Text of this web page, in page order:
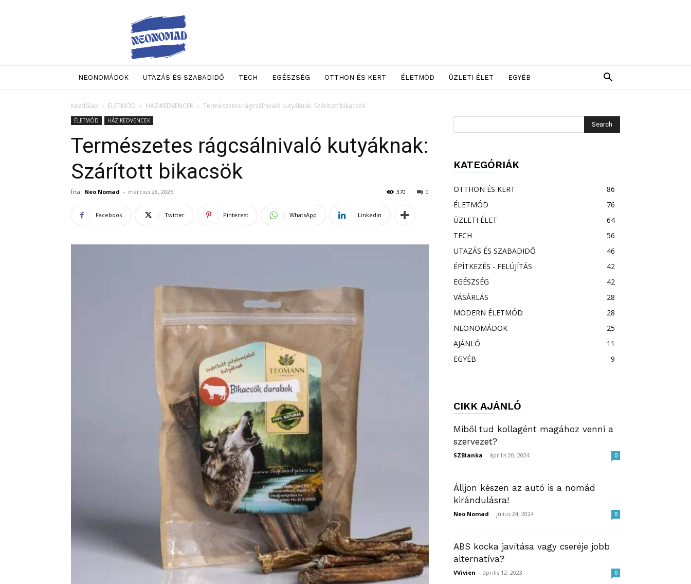
Neo
Nomad
NEONOMÁDOK UTAZÁS ÉS SZABADIDŐ TECH EGÉSZSÉG OTTHON ÉS KERT ÉLETMÓD ÜZLETI ÉLET EGYÉB
Kezdőlap ÉLETMÓD HÁZIKEDVENCEK Természetes rágcsálnivaló kutyáknak: Szárított bikacsök
ÉLETMÓD HÁZIKEDVENCEK
Természetes rágcsálnivaló kutyáknak:
Szárított bikacsök
Írta: Neo Nomad - március 28, 2025 0
370
Facebook Twitter Pinterest WhatsApp Linkedin
KATEGÓRIÁK
OTTHON ÉS KERT
86
ÉLETMÓD
76
ÜZLETI ÉLET
64
TECH
56
UTAZÁS ÉS SZABADIDŐ
46
ÉPÍTKEZÉS - FELÚJÍTÁS
42
EGÉSZSÉG
42
VÁSÁRLÁS
28
MODERN ÉLETMÓD
28
NEONOMÁDOK
25
AJÁNLÓ
11
EGYÉB
9
CIKK AJÁNLÓ
Miből tud kollagént magához venni a
szervezet?
SZBlanka - április 20, 2024 0
Álljon készen az autó is a nomád
kirándulásra!
Neo Nomad - július 24, 2024 0
ABS kocka javítása vagy cseréje jobb
alternatíva?
VVivien - április 12, 2023 0